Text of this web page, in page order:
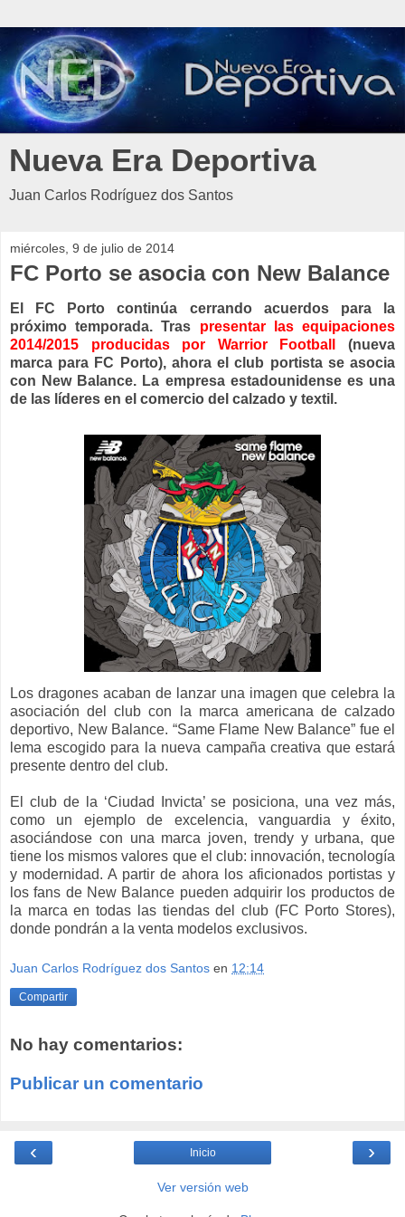
Nueva Era Deportiva
Juan Carlos Rodríguez dos Santos
miércoles, 9 de julio de 2014
FC Porto se asocia con New Balance
El FC Porto continúa cerrando acuerdos para la
próximo temporada. Tras presentar las equipaciones
2014/2015 producidas por Warrior Football
(nueva
marca para FC Porto), ahora el club portista se asocia
con New Balance. La empresa estadounidense es una
de las líderes en el comercio del calzado y textil.
Los dragones acaban de lanzar una imagen que celebra la
asociación del club con la marca americana de calzado
deportivo, New Balance. “Same Flame New Balance” fue el
lema escogido para la nueva campaña creativa que estará
presente dentro del club.
El club de la ‘Ciudad Invicta’ se posiciona, una vez más,
como un ejemplo de excelencia, vanguardia y éxito,
asociándose con una marca joven, trendy y urbana, que
tiene los mismos valores que el club: innovación, tecnología
y modernidad. A partir de ahora los aficionados portistas y
los fans de New Balance pueden adquirir los productos de
la marca en todas las tiendas del club (FC Porto Stores),
donde pondrán a la venta modelos exclusivos.
Juan Carlos Rodríguez dos Santos en 12:14
Compartir
No hay comentarios:
Publicar un comentario
‹ ›
Inicio
Ver versión web